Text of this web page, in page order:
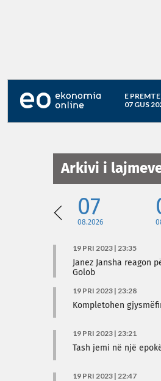
E PREMTE
07 GUS
Arkivi i
07
08.2026
19 PRI 2023 | 23:35
Janez Jansha reagon
Golob
19 PRI 2023 | 23:28
Kompletohen
19 PRI 2023 | 23:21
Tash jemi në një
19 PRI 2023 | 22:47